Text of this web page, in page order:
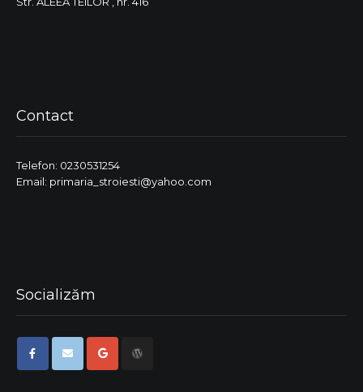
Contact
Telefon: 0230531254
Email: primaria_stroiesti@yahoo.com
Socializăm